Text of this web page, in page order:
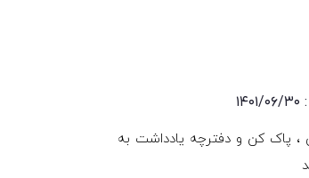
، پاک کن و دفترچه یادداشت به